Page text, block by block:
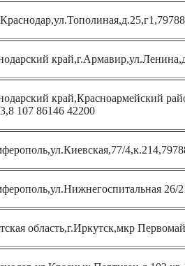
край,Красноармейский
107 86146 42200
26/
область,г.Иркутск,мкр